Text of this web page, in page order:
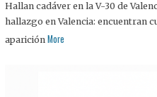
Hallan cadáver en la V-30 de
hallazgo en Valencia: encuentran
aparición More